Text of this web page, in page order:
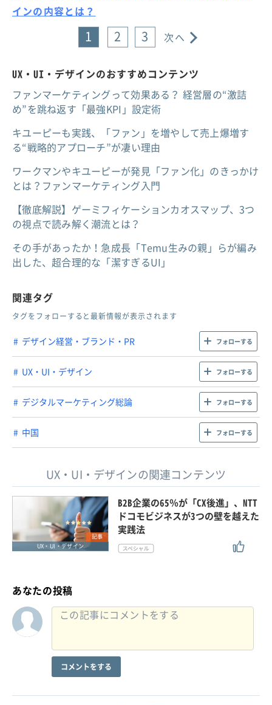
インの内容とは？
1 2 3 次へ
UX・UI・デザインのおすすめコンテンツ
ファンマーケティングって効果ある？ 経営層の“激詰
め”を跳ね返す「最強KPI」設定術
キユーピーも実践、「ファン」を増やして売上爆増す
る“戦略的アプローチ”が凄い理由
ワークマンやキユーピーが発見「ファン化」のきっかけ
とは？ファンマーケティング入門
【徹底解説】ゲーミフィケーションカオスマップ、3つ
の視点で読み解く潮流とは？
その手があったか！急成長「Temu生みの親」らが編み
出した、超合理的な「潔すぎるUI」
関連タグ
タグをフォローすると最新情報が表示されます
デザイン経営・ブランド・PR フォローする
UX・UI・デザイン フォローする
デジタルマーケティング総論 フォローする
中国 フォローする
UX・UI・デザインの関連コンテンツ
記事
UX・UI・デザイン
B2B企業の65％が「CX後進」、NTT
ドコモビジネスが3つの壁を越えた
実践法
あなたの投稿
コメントをする